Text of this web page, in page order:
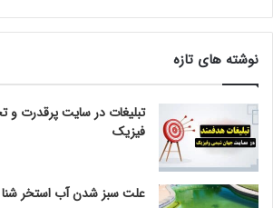
نوشته های تازه
تبلیغات در سایت پرقدرت
فیزیک
علت سبز شدن آب استخر